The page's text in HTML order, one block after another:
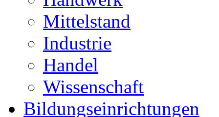
Mittelstand
Industrie
Handel
Wissenschaft
Bildungseinrichtungen